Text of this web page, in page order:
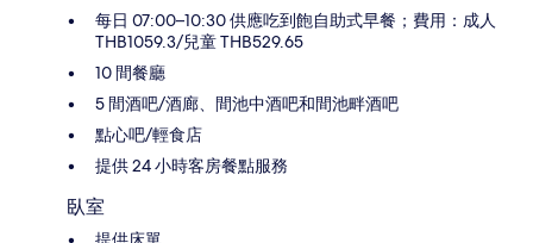
每日 07:00–10:30 供應吃到飽自助式早餐；費用：成人
THB1059.3/兒童 THB529.65
10 間餐廳
5 間酒吧/酒廊、間池中酒吧和間池畔酒吧
點心吧/輕食店
提供 24 小時客房餐點服務
臥室